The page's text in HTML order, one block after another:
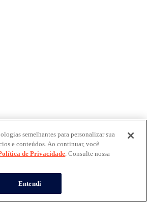
semelhantes para personalizar sua
e conteúdos. Ao continuar, você
de Privacidade. Consulte nossa
Entendi